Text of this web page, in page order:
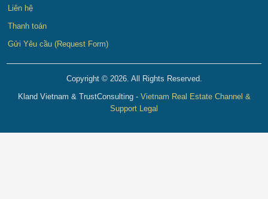
Liên hệ
Thanh toán
Gửi Yêu cầu (Request Form)
Copyright © 2026. All Rights Reserved.
Kland Vietnam & TrustConsulting - Vietnam Real Estate Channel &
Support Legal